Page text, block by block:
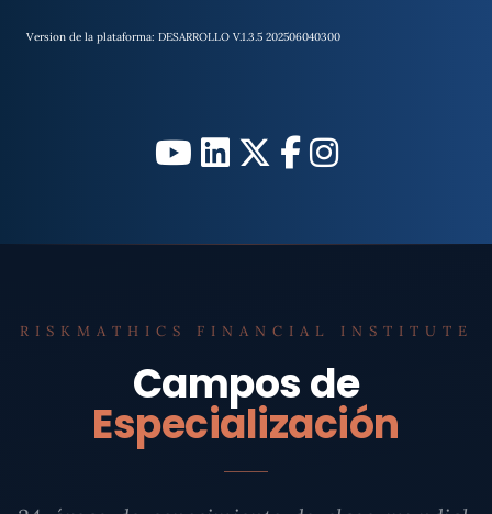
Version de la plataforma: DESARROLLO V.1.3.5 202506040300
RISKMATHICS FINANCIAL INSTITUTE
Campos de
Especialización